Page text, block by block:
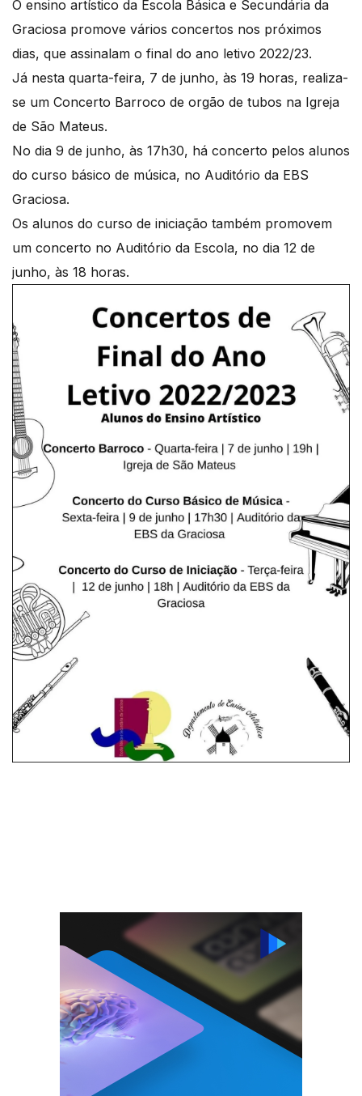
O ensino artístico da Escola Básica e Secundária da
Graciosa promove vários concertos nos próximos
dias, que assinalam o final do ano letivo 2022/23.
Já nesta quarta-feira, 7 de junho, às 19 horas, realiza-
se um Concerto Barroco de orgão de tubos na Igreja
de São Mateus.
No dia 9 de junho, às 17h30, há concerto pelos alunos
do curso básico de música, no Auditório da EBS
Graciosa.
Os alunos do curso de iniciação também promovem
um concerto no Auditório da Escola, no dia 12 de
junho, às 18 horas.